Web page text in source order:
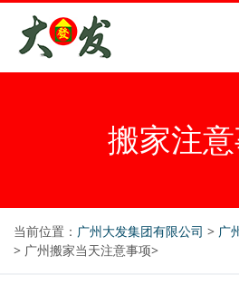
搬家注
当前位置： 广州大发集团有限公司 > 广
> 广州搬家当天注意事项>